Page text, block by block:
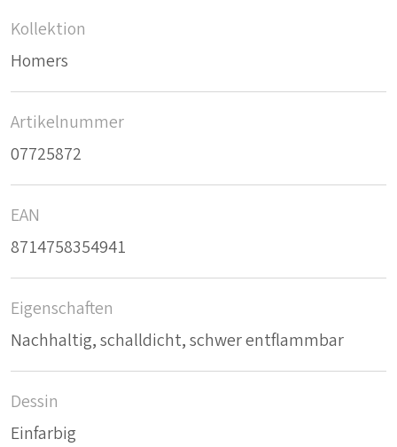
Kollektion
Homers
Artikelnummer
07725872
EAN
8714758354941
Eigenschaften
Nachhaltig, schalldicht, schwer entflammbar
Dessin
Einfarbig